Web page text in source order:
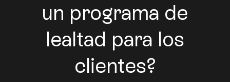
un programa de
lealtad para los
clientes?